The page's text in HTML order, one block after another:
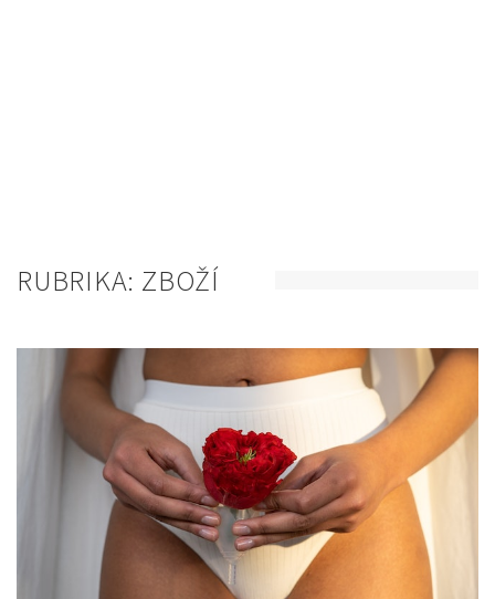
RUBRIKA: ZBOŽÍ